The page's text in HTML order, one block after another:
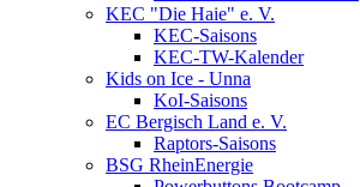
KEC "Die Haie" e. V.
KEC-Saisons
KEC-TW-Kalender
Kids on Ice - Unna
KoI-Saisons
EC Bergisch Land e. V.
Raptors-Saisons
BSG RheinEnergie